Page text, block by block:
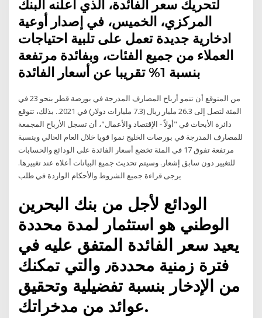
لتحريك سعر الفائدة، الذي أعلنه البنك
المركزي، الخميس، في إصدار أوعية
ادخارية جديدة تعمل على تلبية احتياجات
العملاء من جميع الفئات، وبفائدة مرتفعة
بنسبة 1% تقريبا عن أسعار الفائدة
من المتوقع أن تنمو أرباح المصارف المدرجة في بورصة قطر بنحو 23 في
المئة لتصل إلى 26.3 مليار ريال (7.3 مليارات دولار) في 2021.. بذلك، تتوقع
دائرة الأبحاث في "أولاً - الإقتصاد والأعمال"، أن تسجل الأرباح المجمعة
للمصارف المدرجة في بورصات الخليج نموا قويا خلال العام الحالي وبنسبة
مرتفعة تفوق 17 في المئة تخضع أسعار الفائدة على الودائع والحسابات
للتغيير دون سابق إشعار. وسيتم تحديث جميع البيانات أعلاه عند تغييرها.
الودائع لأجل من بنك البحرين
الوطني هو استثمار لمدة محددة
يعيد سعر الفائدة المتفق عليه في
فترة زمنية محددة٫ والتي تمكنك
من الإدخار بنسبة تفضيلية وتحقيق
عوائد من مدخراتك.